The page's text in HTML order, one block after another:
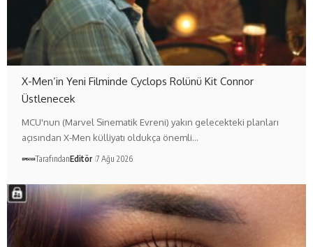
X-Men’in Yeni Filminde Cyclops Rolünü Kit Connor
Üstlenecek
MCU'nun (Marvel Sinematik Evreni) yakın gelecekteki planları
açısından X-Men külliyatı oldukça önemli…
TarafındanEditör 7 Ağu 2026